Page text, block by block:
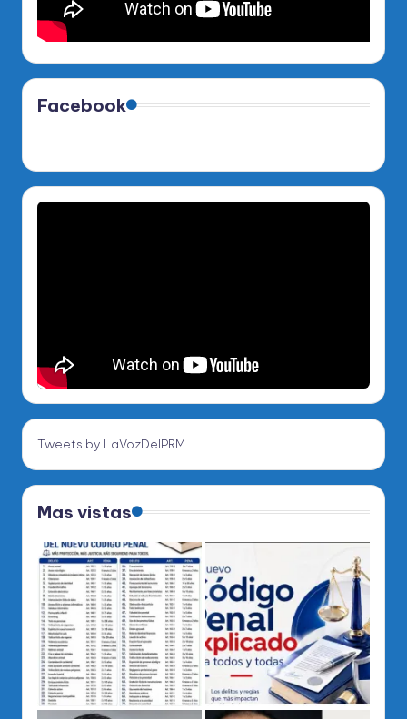
Facebook
Tweets by LaVozDelPRM
Mas vistas